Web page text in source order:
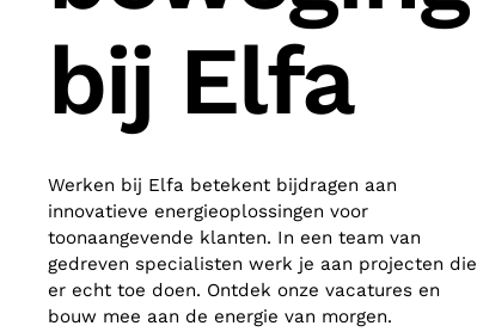
bij Elfa
Werken bij Elfa betekent bijdragen aan
innovatieve energieoplossingen voor
toonaangevende klanten. In een team van
gedreven specialisten werk je aan projecten die
er echt toe doen. Ontdek onze vacatures en
bouw mee aan de energie van morgen.